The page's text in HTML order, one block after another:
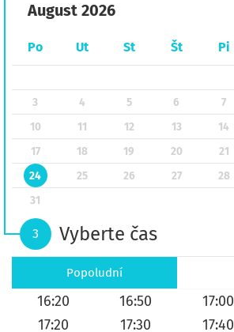
August 2026
Po Ut St Št Pi
3
4 5 6 7
10
11 12 13 14
17
18 19 20 21
24
25 26 27 28
31
3 Vyberte čas
Popoludní
16:20 16:50 17:00
17:20
17:30 17:40